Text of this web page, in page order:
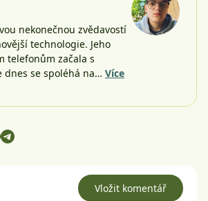
nekonečnou zvědavostí
technologie. Jeho
telefonům začala s
dnes se spoléhá na… Více
Vložit komentář